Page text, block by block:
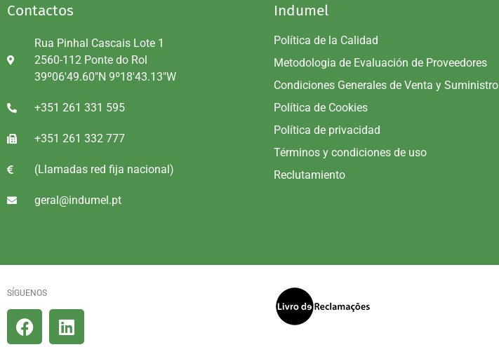
Contactos
Rua Pinhal Cascais Lote 1
2560-112 Ponte do Rol
39º06'49.60"N 9º18'43.13"W
+351 261 331 595
+351 261 332 777
(Llamadas red fija nacional)
geral@indumel.pt
Indumel
Política de la Calidad
Metodologia de Evaluación de Proveedores
Condiciones Generales de Venta y Suministro
Política de Cookies
Política de privacidad
Términos y condiciones de uso
Reclutamiento
SÍGUENOS